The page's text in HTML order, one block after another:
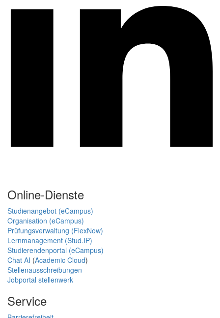
Online-Dienste
Studienangebot (eCampus)
Organisation (eCampus)
Prüfungsverwaltung (FlexNow)
Lernmanagement (Stud.IP)
Studierendenportal (eCampus)
Chat AI (Academic Cloud)
Stellenausschreibungen
Jobportal stellenwerk
Service